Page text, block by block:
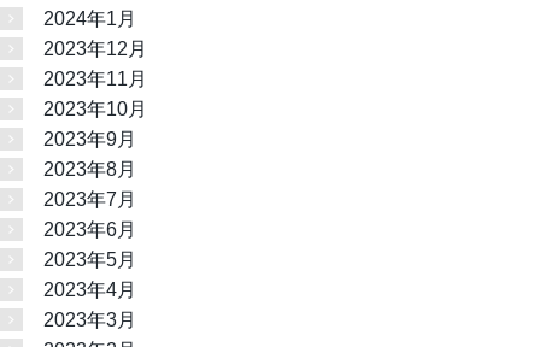
2024年1月
2023年12月
2023年11月
2023年10月
2023年9月
2023年8月
2023年7月
2023年6月
2023年5月
2023年4月
2023年3月